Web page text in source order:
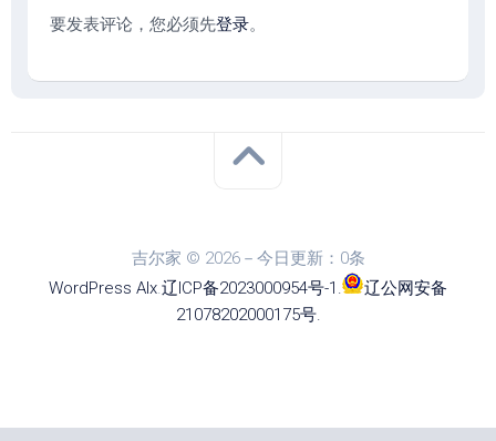
要发表评论，您必须先登录。
吉尔家 © 2026－今日更新：0条
WordPress Alx.辽ICP备2023000954号-1 .
辽公网安备
21078202000175号.